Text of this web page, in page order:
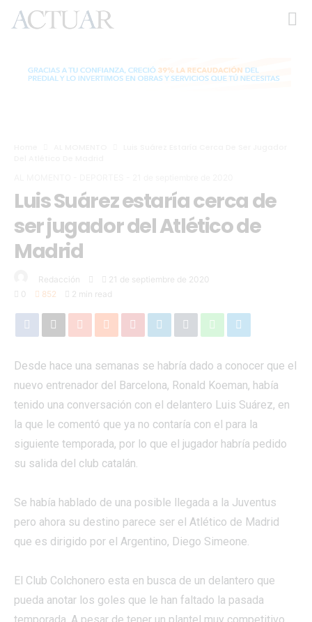
Luis Suárez estaría cerca de
ser jugador del Atlético de
Madrid
Redacción
21 de septiembre de 2020
0
852 2 min read
Desde hace una semanas se habría dado a conocer que el
nuevo entrenador del Barcelona, Ronald Koeman, había
tenido una conversación con el delantero Luis Suárez, en
la que le comentó que ya no contaría con el para la
siguiente temporada, por lo que el jugador habría pedido
su salida del club catalán.
Se había hablado de una posible llegada a la Juventus
pero ahora su destino parece ser el Atlético de Madrid
que es dirigido por el Argentino, Diego Simeone.
El Club Colchonero esta en busca de un delantero que
pueda anotar los goles que le han faltado la pasada